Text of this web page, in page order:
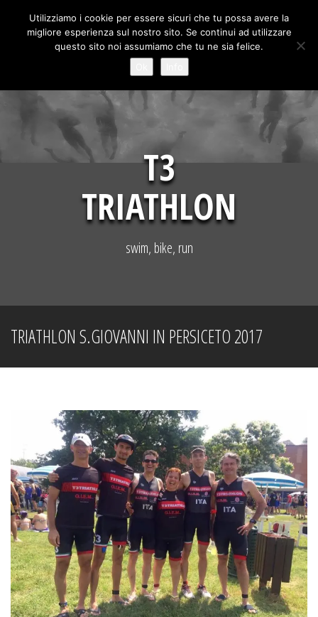
content
T3
TRIATHLON
swim, bike, run
TRIATHLON S.GIOVANNI IN PERSICETO 2017
Utilizziamo i cookie per essere sicuri che tu possa avere la
migliore esperienza sul nostro sito. Se continui ad utilizzare
questo sito noi assumiamo che tu ne sia felice.